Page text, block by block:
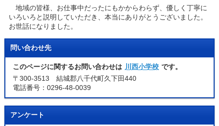
地域の皆様、お仕事中だったにもかからわらず、優しく丁寧に
いろいろと説明していただき、本当にありがとうございました。
お世話になりました。
問い合わせ先
このページに関するお問い合わせは 川西小学校 です。
〒300-3513 結城郡八千代町久下田440
電話番号：0296-48-0039
アンケート